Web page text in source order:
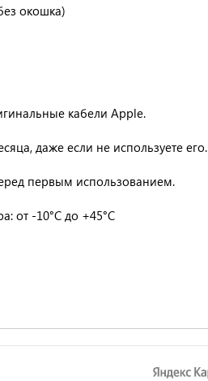
окошка)
кабели Apple.
даже если не используете его.
первым использованием.
от -10°C до +45°C